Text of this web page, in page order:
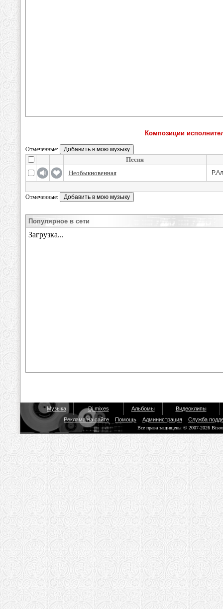
Композиции
Отмеченные:
Песня
Необыкновенная
Отмеченные:
Популярное в сети
Музыка Dj mixes Альбомы
Видеоклипы
Реклама на сайте
Помощь Администрация Служба
Все права защищены © 2007-2026